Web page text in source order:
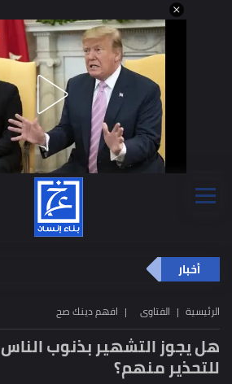
أخبار
الرئيسية الفتاوى افهم دينك صح
هل يجوز التشهير بذنوب
للتحذير منهم؟